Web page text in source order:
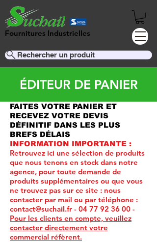
Fournitures Industrielles
Rechercher un produit
ÉDITEUR DE PANIER
FAITES VOTRE PANIER ET
RECEVEZ VOTRE DEVIS
DÉFINITIF DANS LES PLUS
BREFS DÉLAIS
INFORMATION IMPORTANTE :
Retrouvez ici une sélection de produits
que nous tenons en stock dans notre
agence, pour toute demande de
produits supplémentaires ou que vous
ne trouvez pas sur ce site : nous
contacter par mail ou par téléphone :
contact@suchail.fr - 04 77 92 36 00 -
Pour les clients en compte, veuillez
contacter directement votre
commercial réfèrent.